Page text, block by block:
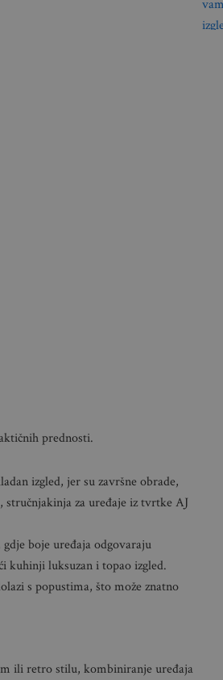
prednosti.
izgled, jer su završne obrade,
stručnjakinja za uređaje iz tvrtke AJ
boje uređaja odgovaraju
kuhinji luksuzan i topao izgled.
s popustima, što može znatno
ili retro stilu, kombiniranje uređaja